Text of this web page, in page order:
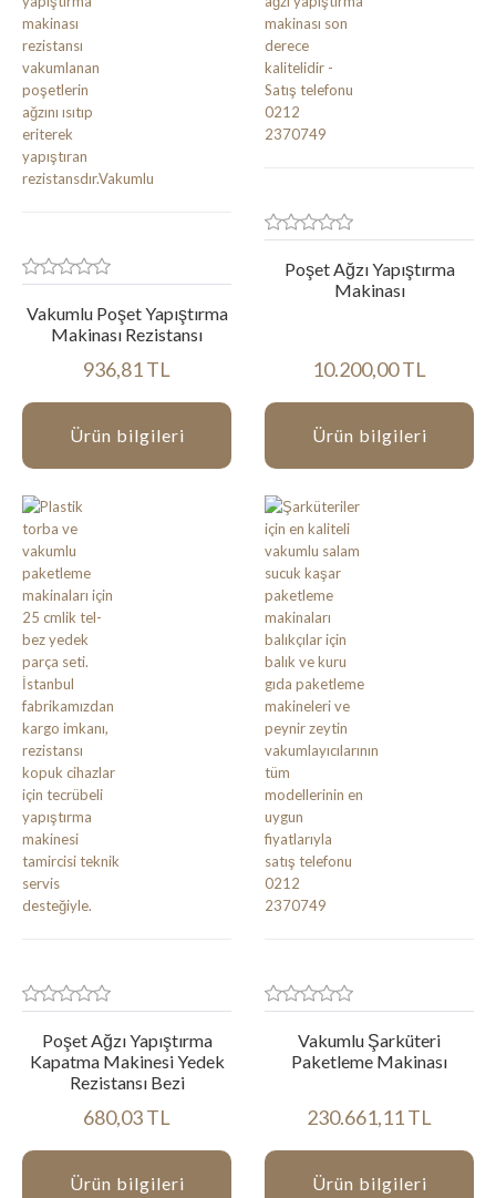
Vakumlu Poşet Yapıştırma
Makinası Rezistansı
936,81 TL
Ürün bilgileri
Poşet Ağzı Yapıştırma
Makinası
10.200,00 TL
Ürün bilgileri
Poşet Ağzı Yapıştırma
Kapatma Makinesi Yedek
Rezistansı Bezi
680,03 TL
Ürün bilgileri
Vakumlu Şarküteri
Paketleme Makinası
230.661,11 TL
Ürün bilgileri